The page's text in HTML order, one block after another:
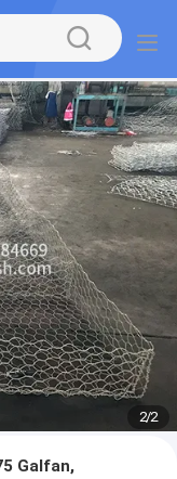
2/2
Galfan,